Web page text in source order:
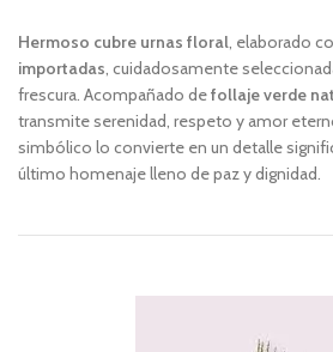
Hermoso cubre urnas floral, elaborado
importadas, cuidadosamente
frescura. Acompañado defollaje verde
transmite serenidad, respeto y amor
simbólico lo convierte en un detalle
último homenaje lleno de paz y dignidad.